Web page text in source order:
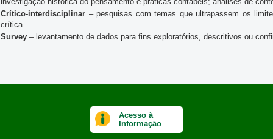
Crítico-interdisciplinar – pesquisas com temas que ultrapassem os
crítica
Survey – levantamento de dados para fins exploratórios, descritivos ou
Acesso à
Informação